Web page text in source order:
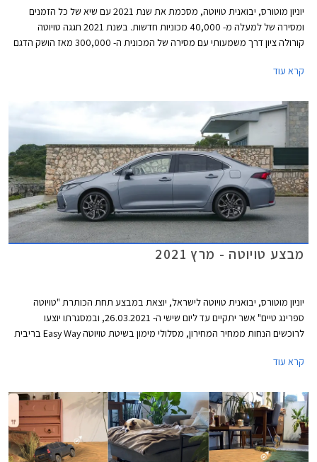
יוניון מוטורס, יבואנית טויוטה, מסכמת את שנת 2021 עם שיא של כל הזמנים
ומסירה של למעלה מ- 40,000 מכוניות חדשות. בשנת 2021 חגגה טויוטה
קורולה ציון דרך משמעותי עם מסירה של המכונית ה- 300,000 מאז הושק הדגם
קרא עוד
מבצע טויוטה - מרץ 2021
יוניון מוטורס, יבואנית טויוטה לישראל, יוצאת במבצע תחת הכותרת "טויוטה
ספרינג טיים" אשר יתקיים עד ליום שישי ה- 26.03.2021, ובמסגרתו יוצעו
לרוכשים הנחות ממחיר המחירון, מסלולי מימון בשיטת טויוטה Easy Way בריבית
קרא עוד